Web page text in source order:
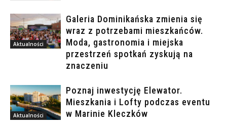
Aktualności
Galeria Dominikańska zmienia się
wraz z potrzebami mieszkańców.
Moda, gastronomia i miejska
przestrzeń spotkań zyskują na
znaczeniu
Aktualności
Poznaj inwestycję Elewator.
Mieszkania i Lofty podczas eventu
w Marinie Kleczków